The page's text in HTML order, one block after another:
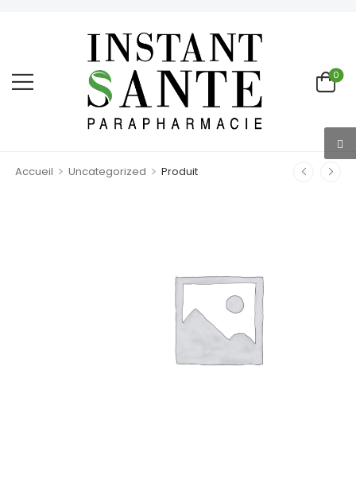
0
Accueil > Uncategorized > Produit